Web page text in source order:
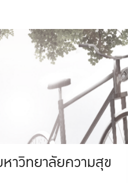
มหาวิทยาลัย
าวิทยาลัยความสุข